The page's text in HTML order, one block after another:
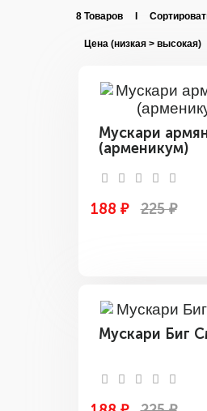
8 Товаров I
Мускари
(арменикум)
188 ₽ 225 ₽
Мускари Биг